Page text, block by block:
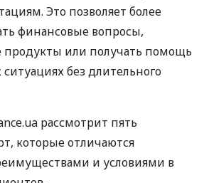
Это позволяет более
финансовые вопросы,
продукты или получать помощь
без длительного
рассмотрит пять
которые отличаются
и условиями в